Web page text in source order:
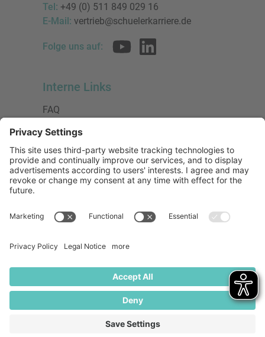
Tel: +49 (0) 511 849 029 16
E-Mail: vertrieb@schuelerkarriere.de
Folge uns auf:
Interne Links
FAQ
Datenschutzerklärung
Impressum
Presse
Urheberrecht
Mitglied bei:
Die Jungen Unternehmer